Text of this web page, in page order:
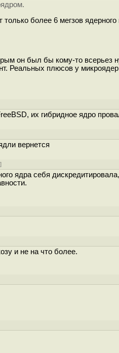
более 6 мегзов
он был бы кому-то всерьез
Реальных плюсов у
их гибридное ядро
вернется
]
ядра себя
и не на что более.